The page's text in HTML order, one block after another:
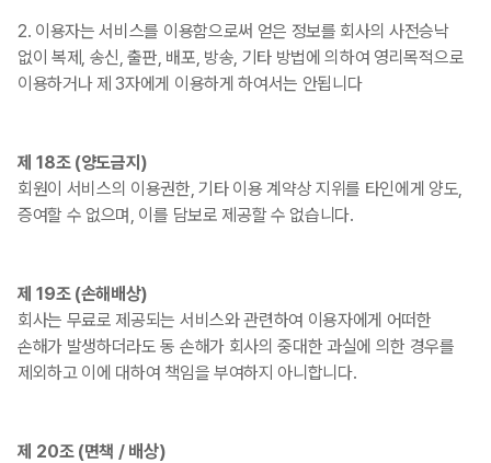
2. 이용자는 서비스를 이용함으로써 얻은 정보를 회사의 사전승낙
없이 복제, 송신, 출판, 배포, 방송, 기타 방법에 의하여 영리목적으로
이용하거나 제 3자에게 이용하게 하여서는 안됩니다
제 18조 (양도금지)
회원이 서비스의 이용권한, 기타 이용 계약상 지위를 타인에게 양도,
증여할 수 없으며, 이를 담보로 제공할 수 없습니다.
제 19조 (손해배상)
회사는 무료로 제공되는 서비스와 관련하여 이용자에게 어떠한
손해가 발생하더라도 동 손해가 회사의 중대한 과실에 의한 경우를
제외하고 이에 대하여 책임을 부여하지 아니합니다.
제 20조 (면책 / 배상)